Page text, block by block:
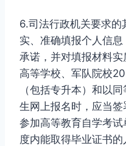
6.司法行政机关要求的
实、准确填报个人信
承诺，并对填报材料
高等学校、军队院校
（包括专升本）和以
生网上报名时，应当签
参加高等教育自学考
度内能取得毕业证书